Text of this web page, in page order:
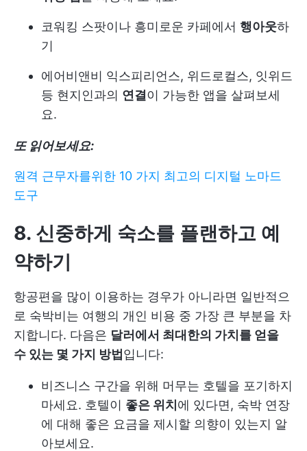
코워킹 스팟이나 흥미로운 카페에서 행아웃하
기
에어비앤비 익스피리언스, 위드로컬스, 잇위드
등 현지인과의 연결이 가능한 앱을 살펴보세
요.
또 읽어보세요:
원격 근무자를위한 10 가지 최고의 디지털 노마드
도구
8. 신중하게 숙소를 플랜하고 예
약하기
항공편을 많이 이용하는 경우가 아니라면 일반적으
로 숙박비는 여행의 개인 비용 중 가장 큰 부분을 차
지합니다. 다음은 달러에서 최대한의 가치를 얻을
수 있는 몇 가지 방법입니다:
비즈니스 구간을 위해 머무는 호텔을 포기하지
마세요. 호텔이 좋은 위치에 있다면, 숙박 연장
에 대해 좋은 요금을 제시할 의향이 있는지 알
아보세요.